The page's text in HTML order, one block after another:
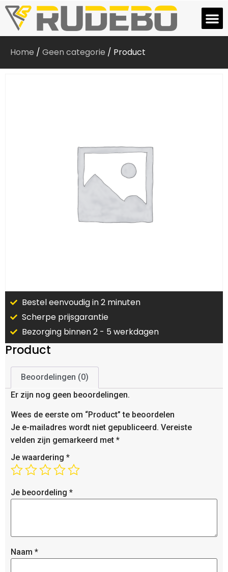
Home / Geen categorie / Product
Bestel eenvoudig in 2 minuten
Scherpe prijsgarantie
Bezorging binnen 2 - 5 werkdagen
Product
Beoordelingen (0)
Er zijn nog geen beoordelingen.
Wees de eerste om “Product” te beoordelen
Je e-mailadres wordt niet gepubliceerd. Vereiste
velden zijn gemarkeerd met *
Je waardering *
Je beoordeling *
Naam *